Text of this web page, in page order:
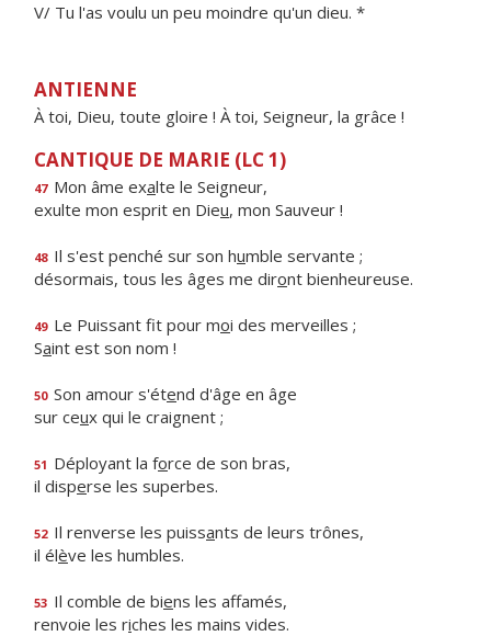
V/ Tu l'as voulu un peu moindre qu'un dieu. *
ANTIENNE
À toi, Dieu, toute gloire ! À toi, Seigneur, la grâce !
CANTIQUE DE MARIE (LC 1)
47 Mon âme exalte le Seigneur,
exulte mon esprit en Dieu, mon Sauveur !
48 Il s'est penché sur son humble servante ;
désormais, tous les âges me diront bienheureuse.
49 Le Puissant fit pour moi des merveilles ;
Saint est son nom !
50 Son amour s'étend d'âge en âge
sur ceux qui le craignent ;
51 Déployant la force de son bras,
il disperse les superbes.
52 Il renverse les puissants de leurs trônes,
il élève les humbles.
53 Il comble de biens les affamés,
renvoie les riches les mains vides.